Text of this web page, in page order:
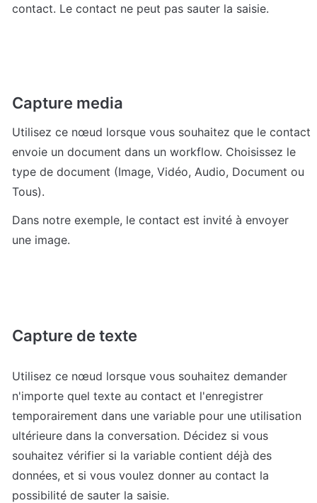
contact. Le contact ne peut pas sauter la saisie.
Capture media
Utilisez ce nœud lorsque vous souhaitez que le contact
envoie un document dans un workflow. Choisissez le
type de document (Image, Vidéo, Audio, Document ou
Tous).
Dans notre exemple, le contact est invité à envoyer
une image.
Capture de texte
Utilisez ce nœud lorsque vous souhaitez demander
n'importe quel texte au contact et l'enregistrer
temporairement dans une variable pour une utilisation
ultérieure dans la conversation. Décidez si vous
souhaitez vérifier si la variable contient déjà des
données, et si vous voulez donner au contact la
possibilité de sauter la saisie.